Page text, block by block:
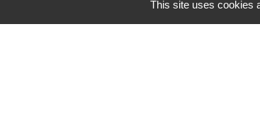
This site uses cookies